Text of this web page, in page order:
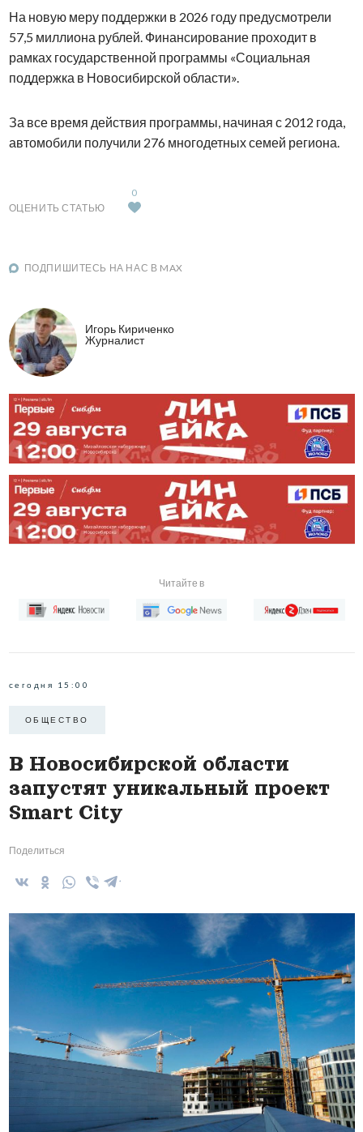
На новую меру поддержки в 2026 году предусмотрели
57,5 миллиона рублей. Финансирование проходит в
рамках государственной программы «Социальная
поддержка в Новосибирской области».
За все время действия программы, начиная с 2012 года,
автомобили получили 276 многодетных семей региона.
ОЦЕНИТЬ СТАТЬЮ
0
ПОДПИШИТЕСЬ НА НАС В MAX
Игорь Кириченко
Журналист
Читайте в
сегодня 15:00
ОБЩЕСТВО
В Новосибирской области
запустят уникальный проект
Smart City
Поделиться